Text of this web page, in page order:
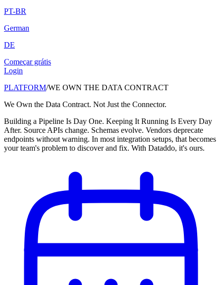
PT-BR
German
DE
Começar grátis
Login
PLATFORM/WE OWN THE DATA CONTRACT
We Own the Data Contract. Not Just the Connector.
Building a Pipeline Is Day One. Keeping It Running Is Every Day
After. Source APIs change. Schemas evolve. Vendors deprecate
endpoints without warning. In most integration setups, that becomes
your team's problem to discover and fix. With Dataddo, it's ours.